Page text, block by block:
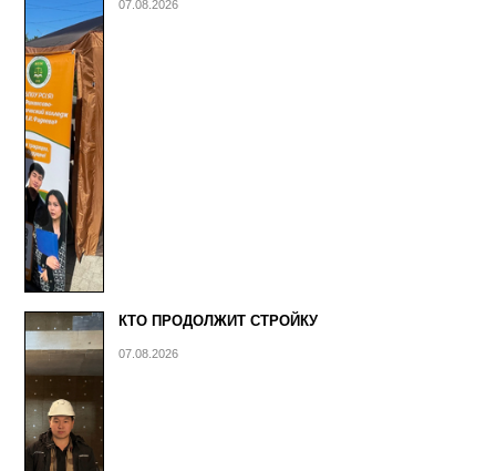
07.08.2026
КТО ПРОДОЛЖИТ СТРОЙКУ
07.08.2026